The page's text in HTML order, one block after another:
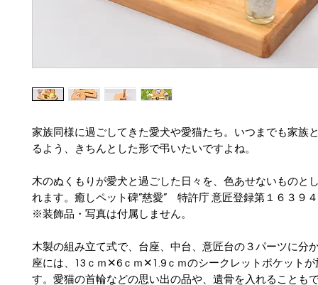
家族同様に過ごしてきた愛犬や愛猫たち。いつまでも家族
るよう、きちんとした形で弔いたいですよね。
木のぬくもりが愛犬と過ごした日々を、色あせないものと
れます。癒しペット碑”慈愛” 特許庁 意匠登録第１６３９
※装飾品・写真は付属しません。
木製の組み立て式で、台座、中台、意匠台の３パーツに分
座には、13ｃｍ✕6ｃｍ✕1.9ｃｍのシークレットポケットが
す。愛猫の首輪などの思い出の品や、遺骨を入れることも